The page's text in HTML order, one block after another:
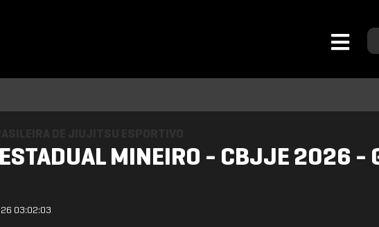
MINEIRO - CBJJE 2026 -
03:02:03